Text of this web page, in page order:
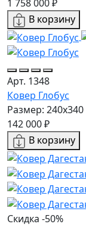
1 758 000 ₽
В корзину
Арт. 1348
Ковер Глобус
Размер: 240x340
142 000 ₽
В корзину
Скидка -50%